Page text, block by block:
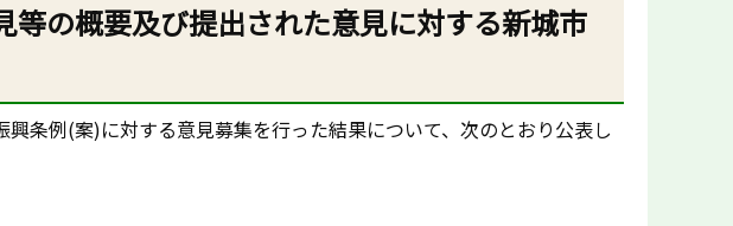
の概要及び提出された意見に対する新城市
条例(案)に対する意見募集を行った結果について、次のとおり公表し